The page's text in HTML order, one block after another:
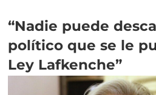
“Nadie puede
político que se le
Ley Lafkenche”